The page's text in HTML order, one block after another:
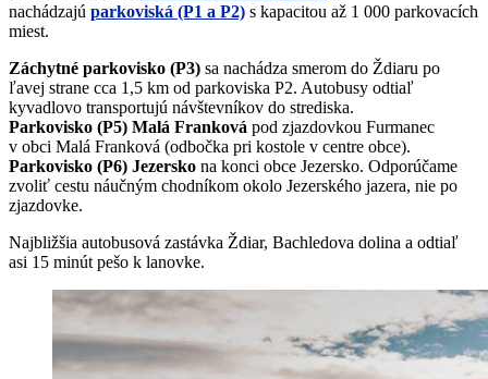
nachádzajú parkoviská (P1 a P2) s kapacitou až 1 000 parkovacích
miest.
Záchytné parkovisko (P3) sa nachádza smerom do Ždiaru po
ľavej strane cca 1,5 km od parkoviska P2. Autobusy odtiaľ
kyvadlovo transportujú návštevníkov do strediska.
Parkovisko (P5) Malá Franková pod zjazdovkou Furmanec
v obci Malá Franková (odbočka pri kostole v centre obce).
Parkovisko (P6) Jezersko na konci obce Jezersko. Odporúčame
zvoliť cestu náučným chodníkom okolo Jezerského jazera, nie po
zjazdovke.
Najbližšia autobusová zastávka Ždiar, Bachledova dolina a odtiaľ
asi 15 minút pešo k lanovke.